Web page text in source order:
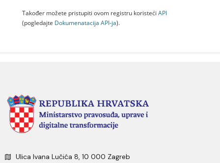
Također možete pristupiti ovom registru koristeći API
(pogledajte Dokumenаtаcijа API-jа).